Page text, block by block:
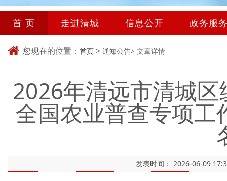
首 页 走进清城 信息公开 政务服
您现在的位置： 首页 > 通知公告> 文章详情
2026年清远市清城
全国农业普查专项
发表时间： 2026-06-09